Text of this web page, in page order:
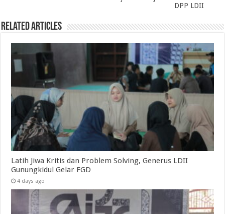
DPP LDII
Related Articles
Latih Jiwa Kritis dan Problem Solving, Generus LDII
Gunungkidul Gelar FGD
4 days ago